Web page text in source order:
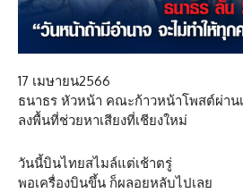
17 เมษายน2566
ธนาธร หัวหน้า คณะก้าวหน้าโพสต์ผ่า
ลงพื้นที่ช่วยหาเสียงที่เชียงใหม่
วันนี้บินไทยสไมล์แต่เช้าตรู่
พอเครื่องบินขึ้น ก็ผลอยหลับไปเลย